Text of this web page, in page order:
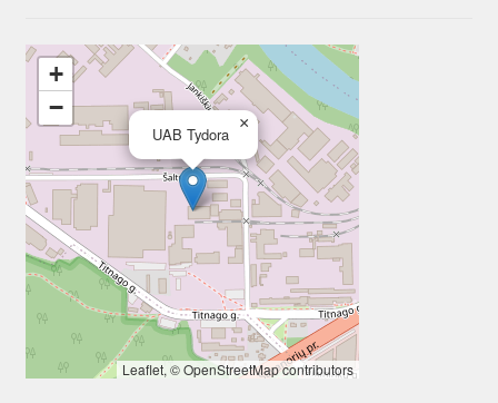
UAB Tydora
×
+
−
Leaflet, ©OpenStreetMapcontributors